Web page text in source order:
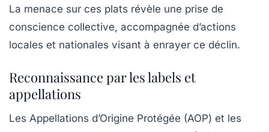
La menace sur ces plats révèle une prise de
conscience collective, accompagnée d’actions
locales et nationales visant à enrayer ce déclin.
Reconnaissance par les labels et
appellations
Les Appellations d’Origine Protégée (AOP) et les